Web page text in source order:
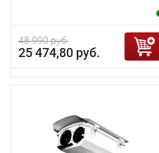
48 990 руб.
25 474,80 руб.